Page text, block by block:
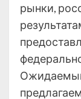
рынки,